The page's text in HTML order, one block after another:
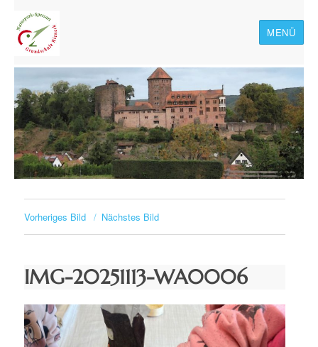
MENÜ
Vorheriges Bild Nächstes Bild
IMG-20251113-WA0006